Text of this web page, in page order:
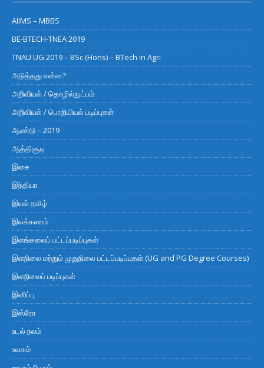
AIIMS – MBBS
BE-BTECH-TNEA 2019
TNAU UG 2019 – BSc (Hons) – BTech in Agri
அடுத்தது என்ன?
அறிவியல் / தொழில்நுட்பம்
அறிவியல் / பொறியியல் படிப்புகள்
ஆண்டு – 2019
ஆத்திசூடி
இசை
இந்தியா
இயல் தமிழ்
இலக்கணம்
இளங்கலைப் பட்டப்படிப்புகள்
இளநிலை மற்றும் முதுநிலை பட்டப்படிப்புகள் (UG and PG Degree Courses)
இளநிலைப் படிப்புகள்
இனிப்பு
இஸ்ரோ
உடல் நலம்
உலகம்